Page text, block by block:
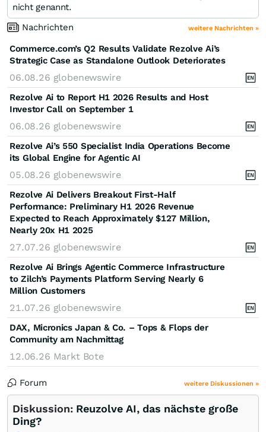
nicht genannt.
Nachrichten
weitere Nachrichten »
Commerce.com’s Q2 Results Validate Rezolve Ai’s
Strategic Case as Standalone Outlook Deteriorates
06.08.26 globenewswire
Rezolve Ai to Report H1 2026 Results and Host
Investor Call on September 1
06.08.26 globenewswire
Rezolve Ai’s 550 Specialist India Operations Become
its Global Engine for Agentic AI
05.08.26 globenewswire
Rezolve Ai Delivers Breakout First-Half
Performance: Preliminary H1 2026 Revenue
Expected to Reach Approximately $127 Million,
Nearly 20x H1 2025
27.07.26 globenewswire
Rezolve Ai Brings Agentic Commerce Infrastructure
to Zilch’s Payments Platform Serving Nearly 6
Million Customers
21.07.26 globenewswire
DAX, Micronics Japan & Co. – Tops & Flops der
Community am Nachmittag
12.06.26 Markt Bote
Forum weitere Diskussionen »
Diskussion: Reuzolve AI, das nächste große
Ding?